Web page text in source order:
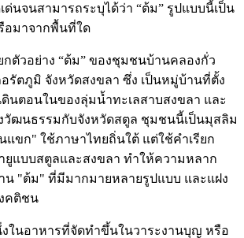
นจนสามารถระบุได้ว่า “ต้ม” รูปแบบนี้เป็น
มาจากพื้นที่ใด
ย่าง “ต้ม” ของชุมชนบ้านคลองกั่ว
อรัตภูมิ จังหวัดสงขลา ซึ่ง เป็นหมู่บ้านที่ตั้ง
ดินตอนในของลุ่มน้ำทะเลสาบสงขลา และ
วัฒนธรรมกับจังหวัดสตูล ชุมชนนี้เป็นมุสลิม
แขก" ใช้ภาษาไทยถิ่นใต้ แต่ใช้คำเรียก
ยูแบบสตูลและสงขลา ทำให้ความหลาก
น "ต้ม" ที่มีมากมายหลายรูปแบบ และแฝง
คติชน
งในอาหารที่จัดทำขึ้นในวาระงานบุญ หรือ